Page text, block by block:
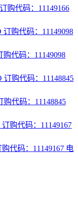
购代码：11149166
购代码：11149098
购代码：11148845
购代码：11149167 电